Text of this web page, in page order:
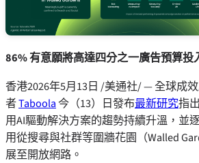
86% 有意願將高達四分之一廣告預算投
香港2026年5月13日 /美通社/ — 全球成
者Taboola今（13）日發布最新研究指
用AI驅動解決方案的趨勢持續升溫，並
用從搜尋與社群等圍牆花園（Walled
展至開放網路。